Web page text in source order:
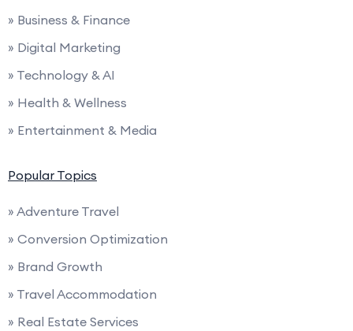
» Business & Finance
» Digital Marketing
» Technology & AI
» Health & Wellness
» Entertainment & Media
Popular Topics
» Adventure Travel
» Conversion Optimization
» Brand Growth
» Travel Accommodation
» Real Estate Services